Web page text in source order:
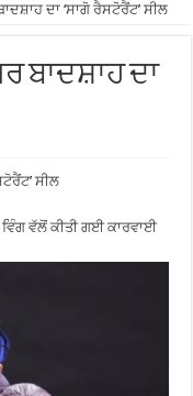
ਦਾ ‘ਸਾਗੋ ਰੈਸਟੋਰੈਂਟ’ ਸੀਲ
ਬਾਦਸ਼ਾਹ ਦਾ
ਸੀਲ
ਵੱਲੋਂ ਕੀਤੀ ਗਈ ਕਾਰਵਾਈ